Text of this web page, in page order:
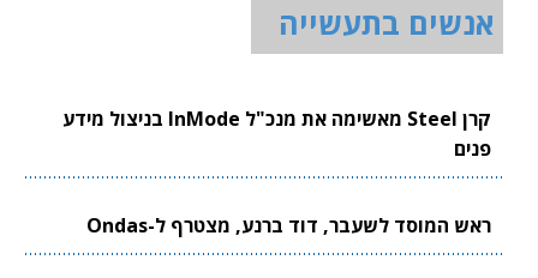
אנשים בתעשייה
קרן Steel מאשימה את מנכ"ל InMode בניצול מידע
פנים
ראש המוסד לשעבר, דוד ברנע, מצטרף ל-Ondas